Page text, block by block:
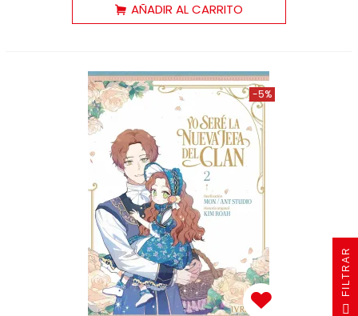
AÑADIR AL CARRITO
-5%
R